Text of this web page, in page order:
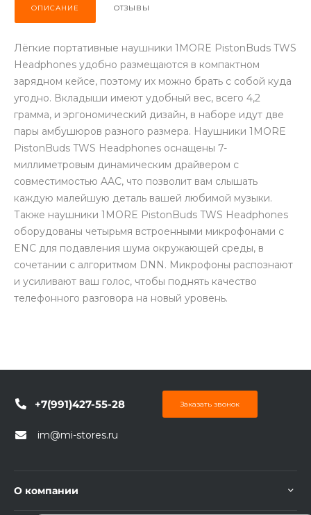
plait.ru
ОПИСАНИЕ ОТЗЫВЫ
Лёгкие портативные наушники 1MORE PistonBuds TWS
Headphones удобно размещаются в компактном
зарядном кейсе, поэтому их можно брать с собой куда
угодно. Вкладыши имеют удобный вес, всего 4,2
грамма, и эргономический дизайн, в наборе идут две
пары амбушюров разного размера. Наушники 1MORE
PistonBuds TWS Headphones оснащены 7-
миллиметровым динамическим драйвером с
совместимостью AAC, что позволит вам слышать
каждую малейшую деталь вашей любимой музыки.
Также наушники 1MORE PistonBuds TWS Headphones
оборудованы четырьмя встроенными микрофонами с
ENC для подавления шума окружающей среды, в
сочетании с алгоритмом DNN. Микрофоны распознают
и усиливают ваш голос, чтобы поднять качество
телефонного разговора на новый уровень.
+7(991)427-55-28 Заказать звонок
im@mi-stores.ru
О компании